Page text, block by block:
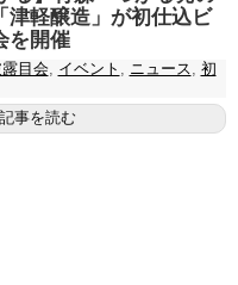
津軽醸造」が初仕込ビ
を開催
目会, イベント , ニュース, 初
記事を読む